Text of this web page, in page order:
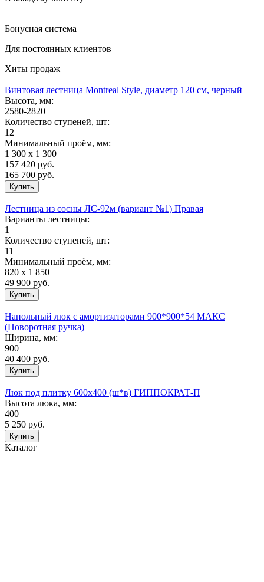
Бонусная система
Для постоянных клиентов
Хиты продаж
Винтовая лестница Montreal Style, диаметр 120 см, черный
Высота, мм:
2580-2820
Количество ступеней, шт:
12
Минимальный проём, мм:
1 300 х 1 300
157 420 руб.
165 700 руб.
Лестница из сосны ЛС-92м (вариант №1) Правая
Варианты лестницы:
1
Количество ступеней, шт:
11
Минимальный проём, мм:
820 х 1 850
49 900 руб.
Напольный люк с амортизаторами 900*900*54 МАКС
(Поворотная ручка)
Ширина, мм:
900
40 400 руб.
Люк под плитку 600х400 (ш*в) ГИППОКРАТ-П
Высота люка, мм:
400
5 250 руб.
Каталог